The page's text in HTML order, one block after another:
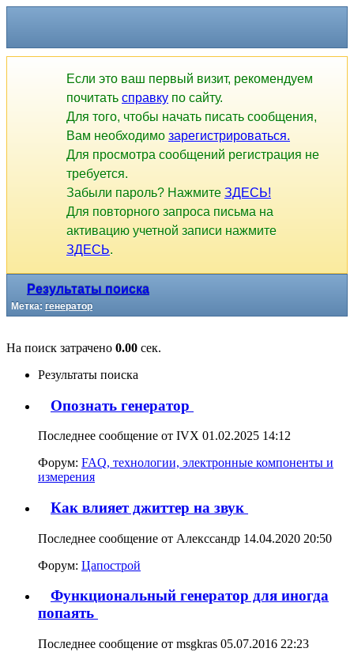
Если это ваш первый визит, рекомендуем
почитать справку по сайту.
Для того, чтобы начать писать сообщения,
Вам необходимо зарегистрироваться.
Для просмотра сообщений регистрация не
требуется.
Забыли пароль? Нажмите ЗДЕСЬ!
Для повторного запроса письма на
активацию учетной записи нажмите
ЗДЕСЬ.
Результаты поиска
Метка: генератор
На поиск затрачено 0.00 сек.
Результаты поиска
Опознать генератор
Последнее сообщение от IVX 01.02.2025 14:12
Форум: FAQ, технологии, электронные компоненты и
измерения
Как влияет джиттер на звук
Последнее сообщение от Алекссандр 14.04.2020 20:50
Форум: Цапострой
Функциональный генератор для иногда
попаять
Последнее сообщение от msgkras 05.07.2016 22:23